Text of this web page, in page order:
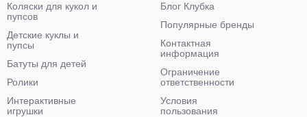
Коляски для кукол и
пупсов
Детские куклы и
пупсы
Батуты для детей
Ролики
Интерактивные
игрушки
Блог Клубка
Популярные бренды
Контактная
информация
Ограничение
ответственности
Условия
пользования